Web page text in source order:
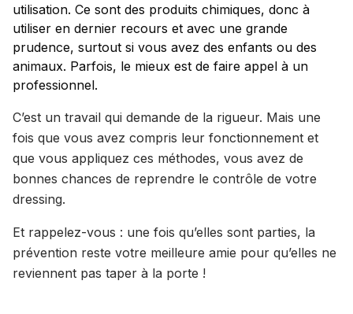
utilisation. Ce sont des produits chimiques, donc à
utiliser en dernier recours et avec une grande
prudence, surtout si vous avez des enfants ou des
animaux. Parfois, le mieux est de faire appel à un
professionnel.
C’est un travail qui demande de la rigueur. Mais une
fois que vous avez compris leur fonctionnement et
que vous appliquez ces méthodes, vous avez de
bonnes chances de reprendre le contrôle de votre
dressing.
Et rappelez-vous : une fois qu’elles sont parties, la
prévention reste votre meilleure amie pour qu’elles ne
reviennent pas taper à la porte !